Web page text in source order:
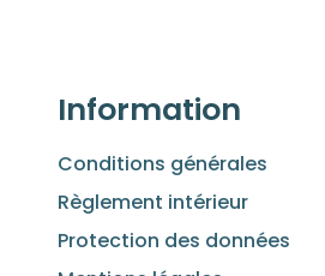
Information
Conditions générales
Règlement intérieur
Protection des données